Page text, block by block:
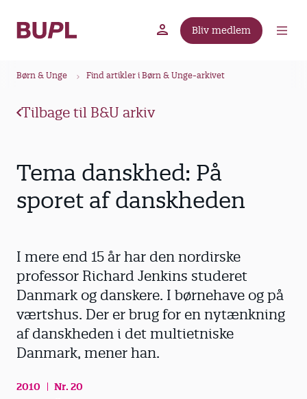
Bliv medlem
Børn & Unge Find artikler i Børn & Unge-arkivet
Tilbage til B&U arkiv
Tema danskhed: På
sporet af danskheden
I mere end 15 år har den nordirske
professor Richard Jenkins studeret
Danmark og danskere. I børnehave og på
værtshus. Der er brug for en nytænkning
af danskheden i det multietniske
Danmark, mener han.
2010
Nr. 20